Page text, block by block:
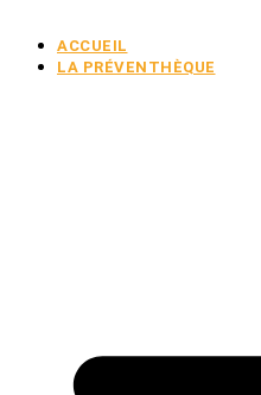
ACCUEIL
LA PRÉVENTHÈQUE